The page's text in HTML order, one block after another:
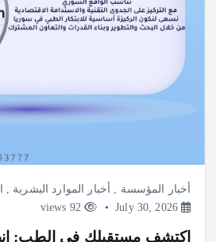
أخبار المؤسسة , أخبار الموارد البشرية ,
July 30, 2026
92 views